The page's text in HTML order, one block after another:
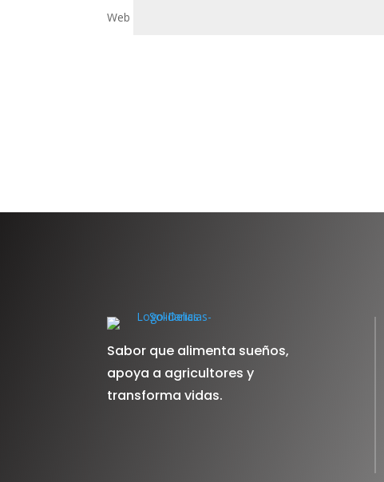
Web
Sabor que alimenta sueños,
apoya a agricultores y
transforma vidas.